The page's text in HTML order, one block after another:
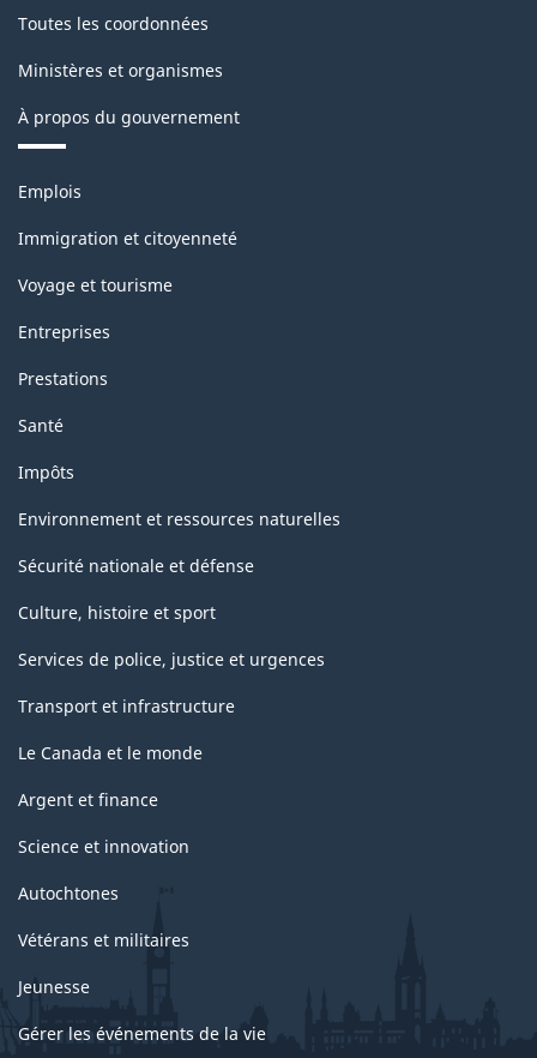
Structure
de
classification
Toutes les coordonnées
Ministères et organismes
À propos du gouvernement
Thèmes
sujets
Emplois
Immigration et citoyenneté
Voyage et tourisme
Entreprises
Prestations
Santé
Impôts
Environnement et ressources naturelles
Sécurité nationale et défense
Culture, histoire et sport
Services de police, justice et urgences
Transport et infrastructure
Le Canada et le monde
Argent et finance
Science et innovation
Autochtones
Vétérans et militaires
Jeunesse
Gérer les événements de la vie